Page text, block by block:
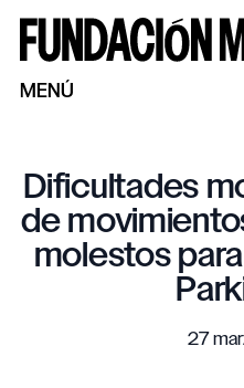
MENÚ
Dificultades
de
molestos
27